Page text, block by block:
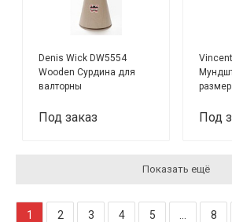
Denis Wick DW5554
Wooden Сурдина для
валторны
Под заказ Под
Показать ещё
1 2 3 4 5 8